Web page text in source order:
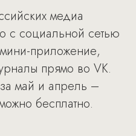
медиа
с социальной сетью
мини-приложение,
прямо во VK.
май и апрель –
бесплатно.